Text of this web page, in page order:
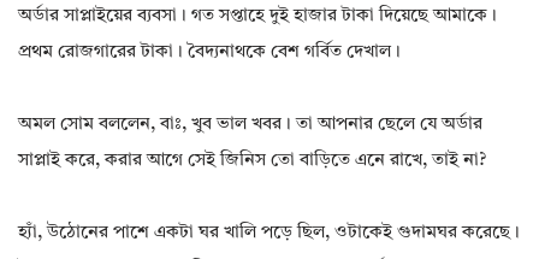
অর্ডার সাপ্লাইয়ের ব্যবসা। গত সপ্তাহে দুই হাজার টাকা দিয়েছে আমাকে।
প্রথম রোজগারের টাকা। বৈদ্যনাথকে বেশ গর্বিত দেখাল।
অমল সোম বললেন, বাঃ, খুব ভাল খবর। তা আপনার ছেলে যে অর্ডার
সাপ্লাই করে, করার আগে সেই জিনিস তো বাড়িতে এনে রাখে, তাই না?
হ্যাঁ, উঠোনের পাশে একটা ঘর খালি পড়ে ছিল, ওটাকেই গুদামঘর করেছে।